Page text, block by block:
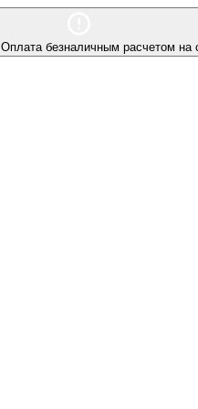
безналичным расчетом на